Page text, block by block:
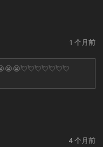
1 个月前
4 个月前